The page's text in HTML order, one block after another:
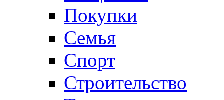
Покупки
Семья
Спорт
Строительство